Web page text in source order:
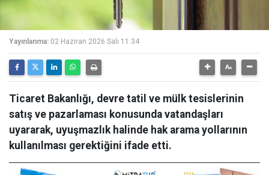
Yayınlanma: 02 Haziran 2026 Salı 11:34
Ticaret Bakanlığı, devre tatil ve mülk tesislerinin
satış ve pazarlaması konusunda vatandaşları
uyararak, uyuşmazlık halinde hak arama yollarının
kullanılması gerektiğini ifade etti.